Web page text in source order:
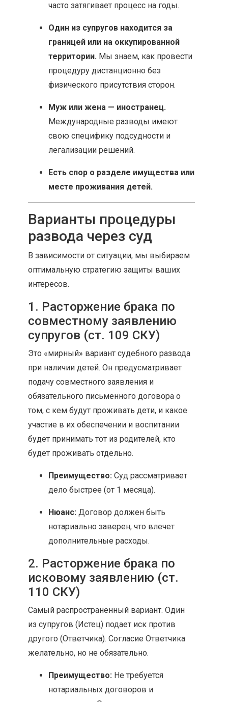
часто затягивает процесс на годы.
Один из супругов находится за
границей или на оккупированной
территории. Мы знаем, как провести
процедуру дистанционно без
физического присутствия сторон.
Муж или жена — иностранец.
Международные разводы имеют
свою специфику подсудности и
легализации решений.
Есть спор о разделе имущества или
месте проживания детей.
Варианты процедуры
развода через суд
В зависимости от ситуации, мы выбираем
оптимальную стратегию защиты ваших
интересов.
1. Расторжение брака по
совместному заявлению
супругов (ст. 109 СКУ)
Это «мирный» вариант судебного развода
при наличии детей. Он предусматривает
подачу совместного заявления и
обязательного письменного договора о
том, с кем будут проживать дети, и какое
участие в их обеспечении и воспитании
будет принимать тот из родителей, кто
будет проживать отдельно.
Преимущество: Суд рассматривает
дело быстрее (от 1 месяца).
Нюанс: Договор должен быть
нотариально заверен, что влечет
дополнительные расходы.
2. Расторжение брака по
исковому заявлению (ст.
110 СКУ)
Самый распространенный вариант. Один
из супругов (Истец) подает иск против
другого (Ответчика). Согласие Ответчика
желательно, но не обязательно.
Преимущество: Не требуется
нотариальных договоров и